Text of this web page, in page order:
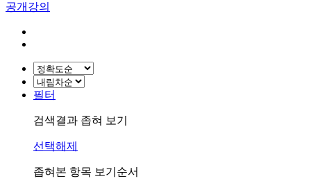
공개강의
필터
검색결과 좁혀 보기
선택해제
좁혀본 항목 보기순서